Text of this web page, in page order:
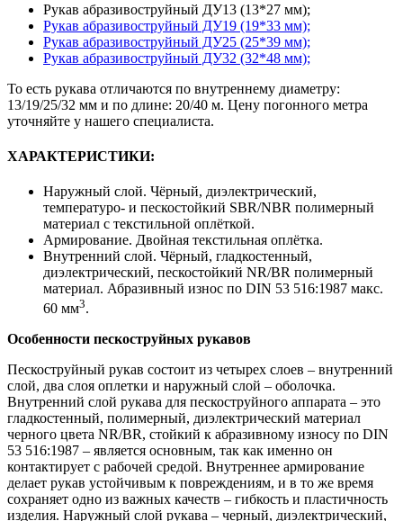
Рукав абразивоструйный ДУ13 (13*27 мм);
Рукав абразивоструйный ДУ19 (19*33 мм);
Рукав абразивоструйный ДУ25 (25*39 мм);
Рукав абразивоструйный ДУ32 (32*48 мм);
То есть рукава отличаются по внутреннему диаметру:
13/19/25/32 мм и по длине: 20/40 м. Цену погонного метра
уточняйте у нашего специалиста.
ХАРАКТЕРИСТИКИ:
Наружный слой. Чёрный, диэлектрический,
температуро- и пескостойкий SBR/NBR полимерный
материал с текстильной оплёткой.
Армирование. Двойная текстильная оплётка.
Внутренний слой. Чёрный, гладкостенный,
диэлектрический, пескостойкий NR/BR полимерный
материал. Абразивный износ по DIN 53 516:1987 макс.
60 мм3.
Особенности пескоструйных рукавов
Пескоструйный рукав состоит из четырех слоев – внутренний
слой, два слоя оплетки и наружный слой – оболочка.
Внутренний слой рукава для пескоструйного аппарата – это
гладкостенный, полимерный, диэлектрический материал
черного цвета NR/BR, стойкий к абразивному износу по DIN
53 516:1987 – является основным, так как именно он
контактирует с рабочей средой. Внутреннее армирование
делает рукав устойчивым к повреждениям, и в то же время
сохраняет одно из важных качеств – гибкость и пластичность
изделия. Наружный слой рукава – черный, диэлектрический,